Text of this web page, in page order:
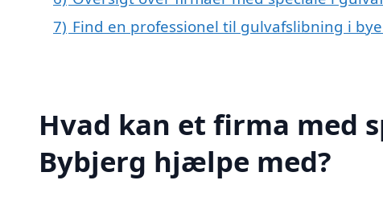
7) Find en professionel til gulvafslibning i
Hvad kan et firma med
Bybjerg hjælpe med?